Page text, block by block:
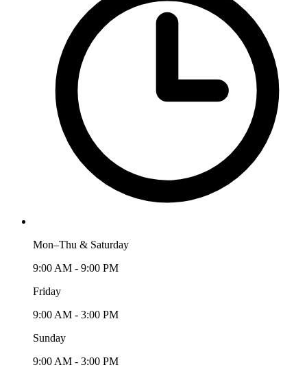
Mon–Thu & Saturday
9:00 AM - 9:00 PM
Friday
9:00 AM - 3:00 PM
Sunday
9:00 AM - 3:00 PM